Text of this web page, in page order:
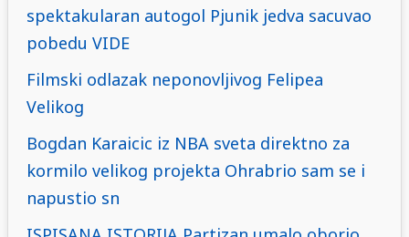
spektakularan autogol Pjunik jedva sacuvao
pobedu VIDE
Filmski odlazak neponovljivog Felipea
Velikog
Bogdan Karaicic iz NBA sveta direktno za
kormilo velikog projekta Ohrabrio sam se i
napustio sn